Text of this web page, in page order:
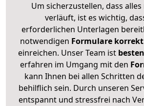
Um sicherzustellen, dass
verläuft, ist es wichtig,
erforderlichen Unterlagen
notwendigen Formulare korrekt
einreichen. Unser Team ist
erfahren im Umgang mit den
kann Ihnen bei allen Schritten
behilflich sein. Durch unseren
entspannt und stressfrei nach